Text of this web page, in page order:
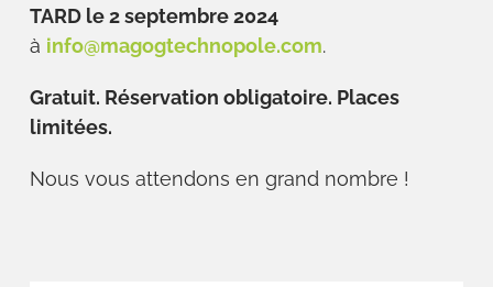
TARD le 2 septembre 2024
à info@magogtechnopole.com.
Gratuit. Réservation obligatoire. Places
limitées.
Nous vous attendons en grand nombre !